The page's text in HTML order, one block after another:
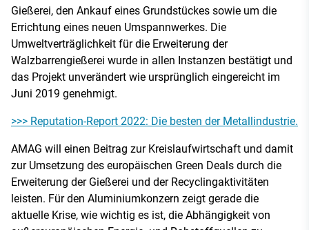
Gießerei, den Ankauf eines Grundstückes sowie um die
Errichtung eines neuen Umspannwerkes. Die
Umweltverträglichkeit für die Erweiterung der
Walzbarrengießerei wurde in allen Instanzen bestätigt und
das Projekt unverändert wie ursprünglich eingereicht im
Juni 2019 genehmigt.
>>> Reputation-Report 2022: Die besten der Metallindustrie.
AMAG will einen Beitrag zur Kreislaufwirtschaft und damit
zur Umsetzung des europäischen Green Deals durch die
Erweiterung der Gießerei und der Recyclingaktivitäten
leisten. Für den Aluminiumkonzern zeigt gerade die
aktuelle Krise, wie wichtig es ist, die Abhängigkeit von